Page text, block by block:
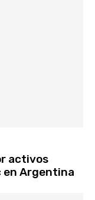
activos
en Argentina